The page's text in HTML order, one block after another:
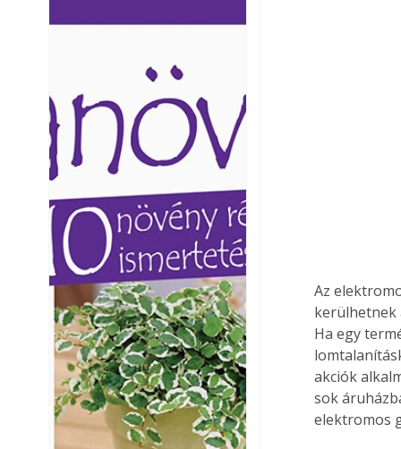
Az
kerülhetnek
Ha egy
akciók
sok
elektromos